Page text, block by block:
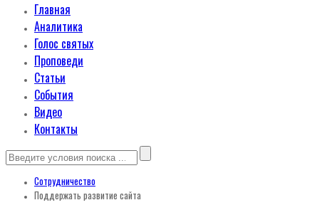
Главная
Аналитика
Голос святых
Проповеди
Статьи
События
Видео
Контакты
Сотрудничество
Поддержать развитие сайта